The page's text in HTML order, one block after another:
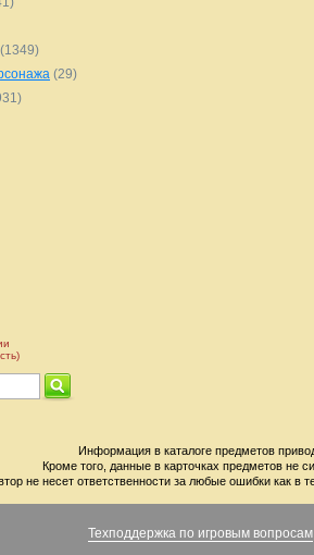
(1349)
(29)
Информация в каталоге предметов
Кроме того, данные в карточках предметов не
не несет ответственности за любые ошибки как в
Техподдержка по игровым вопросам